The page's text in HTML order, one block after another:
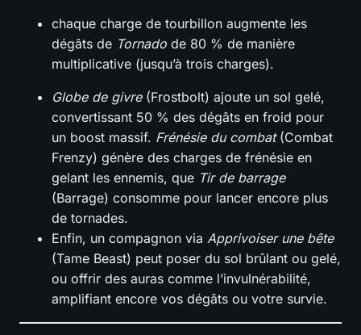
chaque charge de tourbillon augmente les
dégâts de Tornado de 80 % de manière
multiplicative (jusqu’à trois charges).
Globe de givre(Frostbolt) ajoute un sol gelé,
convertissant 50 % des dégâts en froid pour
un boost massif. Frénésie du combat(Combat
Frenzy) génère des charges de frénésie en
gelant les ennemis, que Tir de barrage
(Barrage) consomme pour lancer encore plus
de tornades.
Enfin, un compagnon via Apprivoiser une bête
(Tame Beast) peut poser du sol brûlant ou gelé,
ou offrir des auras comme l’invulnérabilité,
amplifiant encore vos dégâts ou votre survie.